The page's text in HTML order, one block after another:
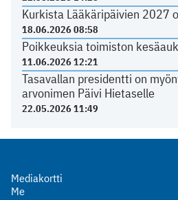
Kurkista Lääkäripäivien 2027
18.06.2026 08:58
Poikkeuksia toimiston
11.06.2026 12:21
Tasavallan presidentti on
arvonimen Päivi Hietaselle
22.05.2026 11:49
Mediakortti
Me